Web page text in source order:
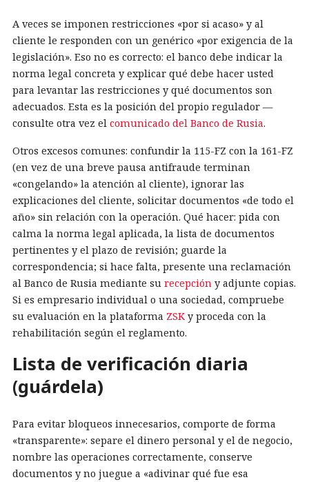
A veces se imponen restricciones «por si acaso» y al
cliente le responden con un genérico «por exigencia de la
legislación». Eso no es correcto: el banco debe indicar la
norma legal concreta y explicar qué debe hacer usted
para levantar las restricciones y qué documentos son
adecuados. Esta es la posición del propio regulador —
consulte otra vez el comunicado del Banco de Rusia.
Otros excesos comunes: confundir la 115-FZ con la 161-FZ
(en vez de una breve pausa antifraude terminan
«congelando» la atención al cliente), ignorar las
explicaciones del cliente, solicitar documentos «de todo el
año» sin relación con la operación. Qué hacer: pida con
calma la norma legal aplicada, la lista de documentos
pertinentes y el plazo de revisión; guarde la
correspondencia; si hace falta, presente una reclamación
al Banco de Rusia mediante su recepción y adjunte copias.
Si es empresario individual o una sociedad, compruebe
su evaluación en la plataforma ZSK y proceda con la
rehabilitación según el reglamento.
Lista de verificación diaria
(guárdela)
Para evitar bloqueos innecesarios, comporte de forma
«transparente»: separe el dinero personal y el de negocio,
nombre las operaciones correctamente, conserve
documentos y no juegue a «adivinar qué fue esa